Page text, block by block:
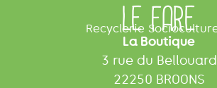
LE FARE
Recyclerie
La Boutique
3 rue du Bellouard
22250 BROONS